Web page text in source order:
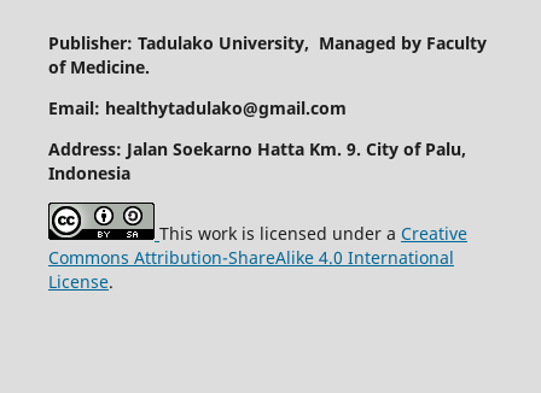
Publisher: Tadulako University, Managed by Faculty
of Medicine.
Email: healthytadulako@gmail.com
Address: Jalan Soekarno Hatta Km. 9. City of Palu,
Indonesia
This work is licensed under a Creative
Commons Attribution-ShareAlike 4.0 International
License.